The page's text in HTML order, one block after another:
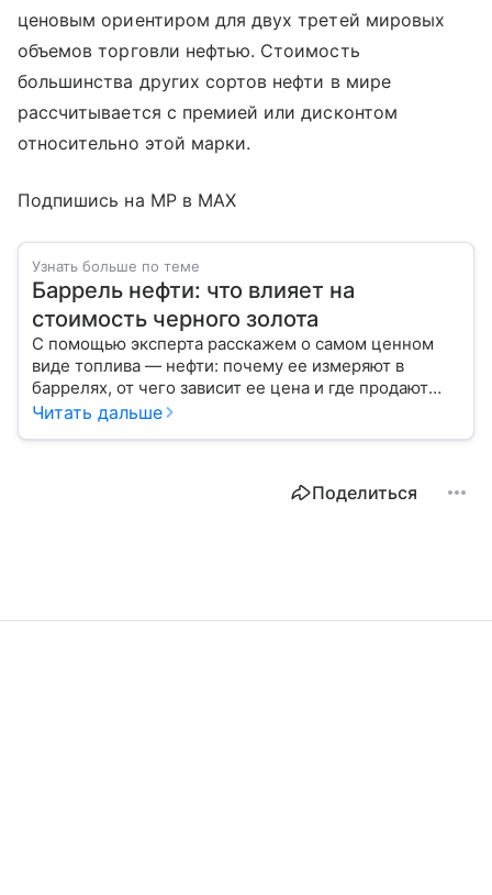
ценовым ориентиром для двух третей мировых
объемов торговли нефтью. Стоимость
большинства других сортов нефти в мире
рассчитывается с премией или дисконтом
относительно этой марки.
Подпишись на MP в MAX
Узнать больше по теме
Баррель нефти: что влияет на
стоимость черного золота
С помощью эксперта расскажем о самом ценном
виде топлива — нефти: почему ее измеряют в
баррелях, от чего зависит ее цена и где продают
сырье.
Читать дальше
Поделиться